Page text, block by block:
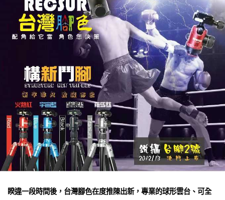
睽違一段時間後，台灣腳色在度推陳出新，專業的球形雲台、可全